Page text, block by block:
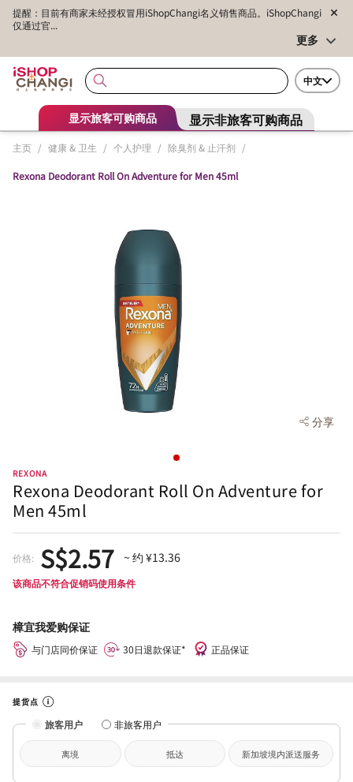
提醒：目前有商家未经授权冒用iShopChangi名义销售商品。iShopChangi
仅通过官...
更多
中文
显示旅客可购商品 显示非旅客可购商品
主页 / 健康 & 卫生 / 个人护理 / 除臭剂 & 止汗剂 /
Rexona Deodorant Roll On Adventure for Men 45ml
分享
REXONA
Rexona Deodorant Roll On Adventure for
Men 45ml
价格: S$2.57 ~ 约 ¥13.36
该商品不符合促销码使用条件
樟宜我爱购保证
与门店同价保证 30日退款保证* 正品保证
提货点
旅客用户 非旅客用户
离境 抵达 新加坡境内派送服务